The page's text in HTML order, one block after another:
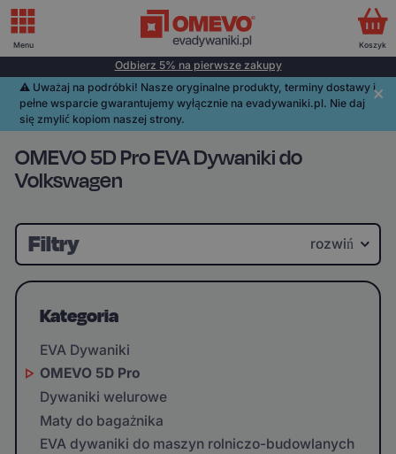
Odbierz 5% na pierwsze zakupy
⚠️️ Uważaj na podróbki! Nasze oryginalne produkty, terminy dostawy i
pełne wsparcie gwarantujemy wyłącznie na evadywaniki.pl. Nie daj
się zmylić kopiom naszej strony.
OMEVO 5D Pro EVA Dywaniki do
Volkswagen
Filtry rozwiń
Kategoria
EVA Dywaniki
OMEVO 5D Pro
Dywaniki welurowe
Maty do bagażnika
EVA dywaniki do maszyn rolniczo-budowlanych
Menu Koszyk